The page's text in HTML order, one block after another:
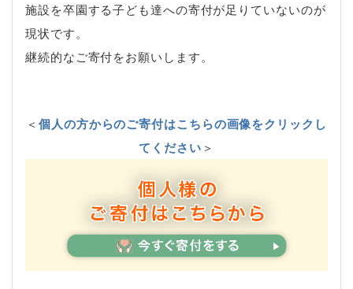
施設を卒園する子ども達への寄付が足りていないのが
現状です。
継続的なご寄付をお願いします。
＜個人の方からのご寄付はこちらの画像をクリックし
てください＞